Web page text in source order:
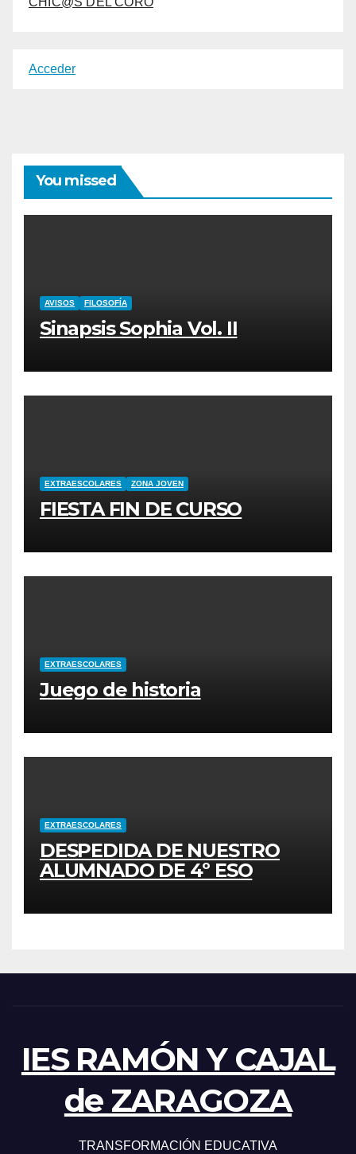
Acceder
You missed
AVISOS FILOSOFÍA
Sinapsis Sophia Vol. II
EXTRAESCOLARES ZONA JOVEN
FIESTA FIN DE CURSO
EXTRAESCOLARES
Juego de historia
EXTRAESCOLARES
DESPEDIDA DE NUESTRO
ALUMNADO DE 4º ESO
IES RAMÓN Y CAJAL
de ZARAGOZA
TRANSFORMACIÓN EDUCATIVA